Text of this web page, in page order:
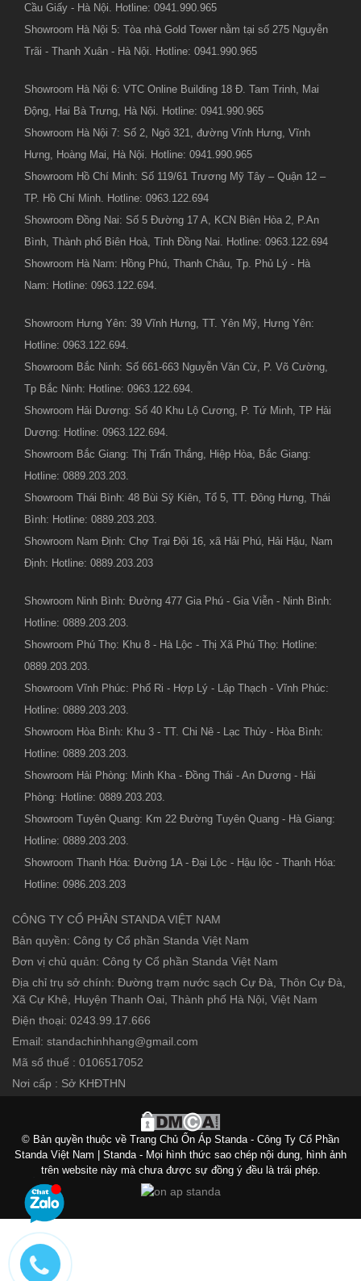
Cầu Giấy - Hà Nội. Hotline: 0941.990.965
Showroom Hà Nội 5: Tòa nhà Gold Tower nằm tại số 275 Nguyễn
Trãi - Thanh Xuân - Hà Nội. Hotline: 0941.990.965
Showroom Hà Nội 6: VTC Online Building 18 Đ. Tam Trinh, Mai
Động, Hai Bà Trưng, Hà Nội. Hotline: 0941.990.965
Showroom Hà Nội 7: Số 2, Ngõ 321, đường Vĩnh Hưng, Vĩnh
Hưng, Hoàng Mai, Hà Nội. Hotline: 0941.990.965
Showroom Hồ Chí Minh: Số 119/61 Trương Mỹ Tây – Quận 12 –
TP. Hồ Chí Minh. Hotline: 0963.122.694
Showroom Đồng Nai: Số 5 Đường 17 A, KCN Biên Hòa 2, P.An
Bình, Thành phố Biên Hoà, Tỉnh Đồng Nai. Hotline: 0963.122.694
Showroom Hà Nam: Hồng Phú, Thanh Châu, Tp. Phủ Lý - Hà
Nam: Hotline: 0963.122.694.
Showroom Hưng Yên: 39 Vĩnh Hưng, TT. Yên Mỹ, Hưng Yên:
Hotline: 0963.122.694.
Showroom Bắc Ninh: Số 661-663 Nguyễn Văn Cừ, P. Võ Cường,
Tp Bắc Ninh: Hotline: 0963.122.694.
Showroom Hải Dương: Số 40 Khu Lộ Cương, P. Tứ Minh, TP Hải
Dương: Hotline: 0963.122.694.
Showroom Bắc Giang: Thị Trấn Thắng, Hiệp Hòa, Bắc Giang:
Hotline: 0889.203.203.
Showroom Thái Bình: 48 Bùi Sỹ Kiên, Tổ 5, TT. Đông Hưng, Thái
Bình: Hotline: 0889.203.203.
Showroom Nam Định: Chợ Trại Đội 16, xã Hải Phú, Hải Hậu, Nam
Định: Hotline: 0889.203.203
Showroom Ninh Bình: Đường 477 Gia Phú - Gia Viễn - Ninh Bình:
Hotline: 0889.203.203.
Showroom Phú Thọ: Khu 8 - Hà Lộc - Thị Xã Phú Thọ: Hotline:
0889.203.203.
Showroom Vĩnh Phúc: Phố Ri - Hợp Lý - Lập Thạch - Vĩnh Phúc:
Hotline: 0889.203.203.
Showroom Hòa Bình: Khu 3 - TT. Chi Nê - Lạc Thủy - Hòa Bình:
Hotline: 0889.203.203.
Showroom Hải Phòng: Minh Kha - Đồng Thái - An Dương - Hải
Phòng: Hotline: 0889.203.203.
Showroom Tuyên Quang: Km 22 Đường Tuyên Quang - Hà Giang:
Hotline: 0889.203.203.
Showroom Thanh Hóa: Đường 1A - Đại Lộc - Hậu lộc - Thanh Hóa:
Hotline: 0986.203.203
CÔNG TY CỔ PHẦN STANDA VIỆT NAM
Bản quyền: Công ty Cổ phần Standa Việt Nam
Đơn vị chủ quản: Công ty Cổ phần Standa Việt Nam
Địa chỉ trụ sở chính: Đường trạm nước sạch Cự Đà, Thôn Cự Đà,
Xã Cự Khê, Huyện Thanh Oai, Thành phố Hà Nội, Việt Nam
Điện thoại: 0243.99.17.666
Email: standachinhhang@gmail.com
Mã số thuế : 0106517052
Nơi cấp : Sở KHĐTHN
© Bản quyền thuộc về Trang Chủ Ổn Áp Standa - Công Ty Cổ Phần
Standa Việt Nam | Standa - Mọi hình thức sao chép nội dung, hình ảnh
trên website này mà chưa được sự đồng ý đều là trái phép.